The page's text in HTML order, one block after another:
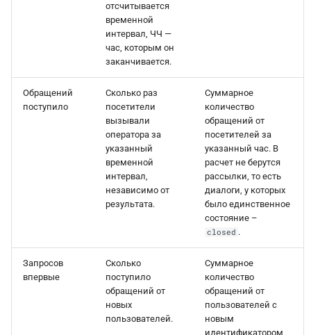
отсчитывается
временной
интервал, ЧЧ —
час, которым он
заканчивается.
Обращений
поступило
Сколько раз
посетители
вызывали
оператора за
указанный
временной
интервал,
независимо от
результата.
Суммарное
количество
обращений от
посетителей за
указанный час. В
расчет не берутся
рассылки, то есть
диалоги, у которых
было единственное
состояние –
closed .
Запросов
впервые
Сколько
поступило
обращений от
новых
пользователей.
Суммарное
количество
обращений от
пользователей с
новым
идентификатором